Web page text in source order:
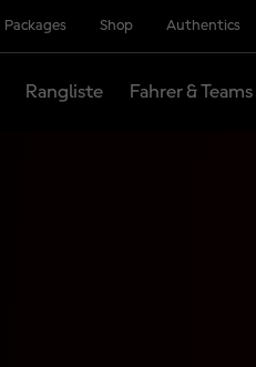
Packages Shop Authentics
Rangliste Fahrer & Teams